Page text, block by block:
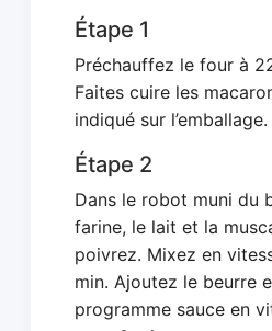
Étape 1
Préchauffez le four à
Faites cuire les
indiqué sur l’emballage.
Étape 2
Dans le robot muni du
farine, le lait et la
poivrez. Mixez en
min. Ajoutez le beurre
programme sauce en